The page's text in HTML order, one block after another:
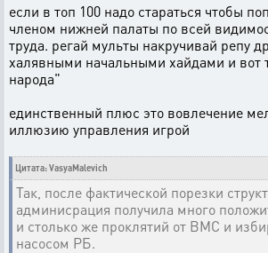
если в топ 100 надо стараться чтобы
членом нижней палаты по всей
труда. регай мульты накручивай репу
халявными начальными хайдами и вот
народа"
единственный плюс это вовлечение
иллюзию управления игрой
Цитата: VasyaMalevich
Так, после фактической порезки
админисрация получила много
и столько же проклятий от ВМС и
насосом РБ.